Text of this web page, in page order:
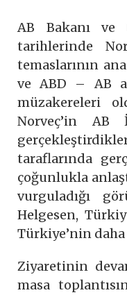
AB Bakanı ve
tarihlerinde
temaslarının
ve ABD – AB
müzakereleri
Norveç’in AB
taraflarında
çoğunlukla
vurguladığı
Helgesen,
Türkiye’nin
Ziyaretinin
masa